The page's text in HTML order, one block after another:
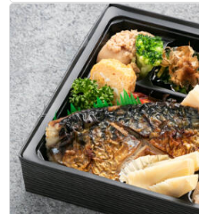
さすが焼肉屋さん、豚タン
絶品。ネギ塩だれがガツン
箸が止まらなくなります。
のおつまみにも合いそうな
ご利用シーン：ロケ・撮影›ス
東京都世田谷区野沢2026/06/15